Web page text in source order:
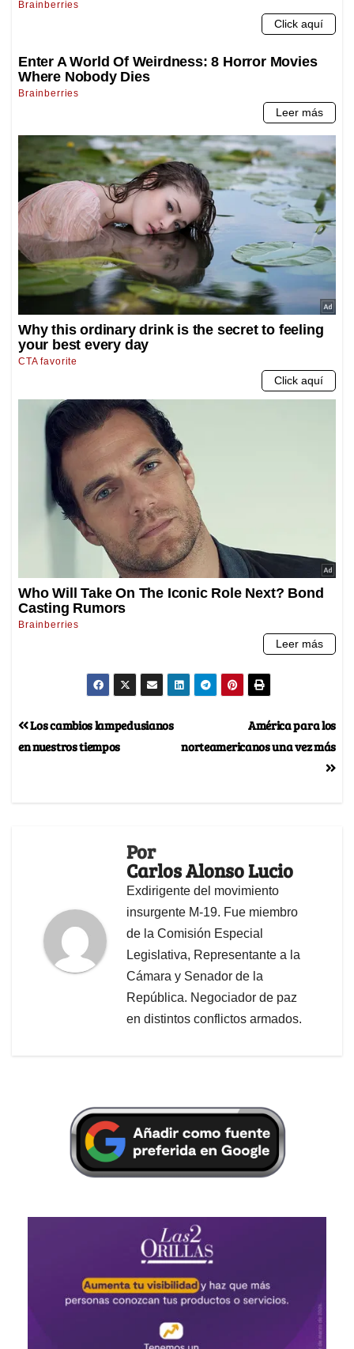
América para los
norteamericanos una vez más
Los cambios lampedusianos
en nuestros tiempos
Por
Carlos Alonso Lucio
Exdirigente del movimiento
insurgente M-19. Fue miembro
de la Comisión Especial
Legislativa, Representante a la
Cámara y Senador de la
República. Negociador de paz
en distintos conflictos armados.